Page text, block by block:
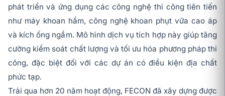
phát triển và ứng dụng các công nghệ thi công tiên tiến
như máy khoan hầm, công nghệ khoan phụt vữa cao áp
và kích ống ngầm. Mô hình dịch vụ tích hợp này giúp tăng
cường kiểm soát chất lượng và tối ưu hóa phương pháp thi
công, đặc biệt đối với các dự án có điều kiện địa chất
phức tạp.
Trải qua hơn 20 năm hoạt động, FECON đã xây dựng được